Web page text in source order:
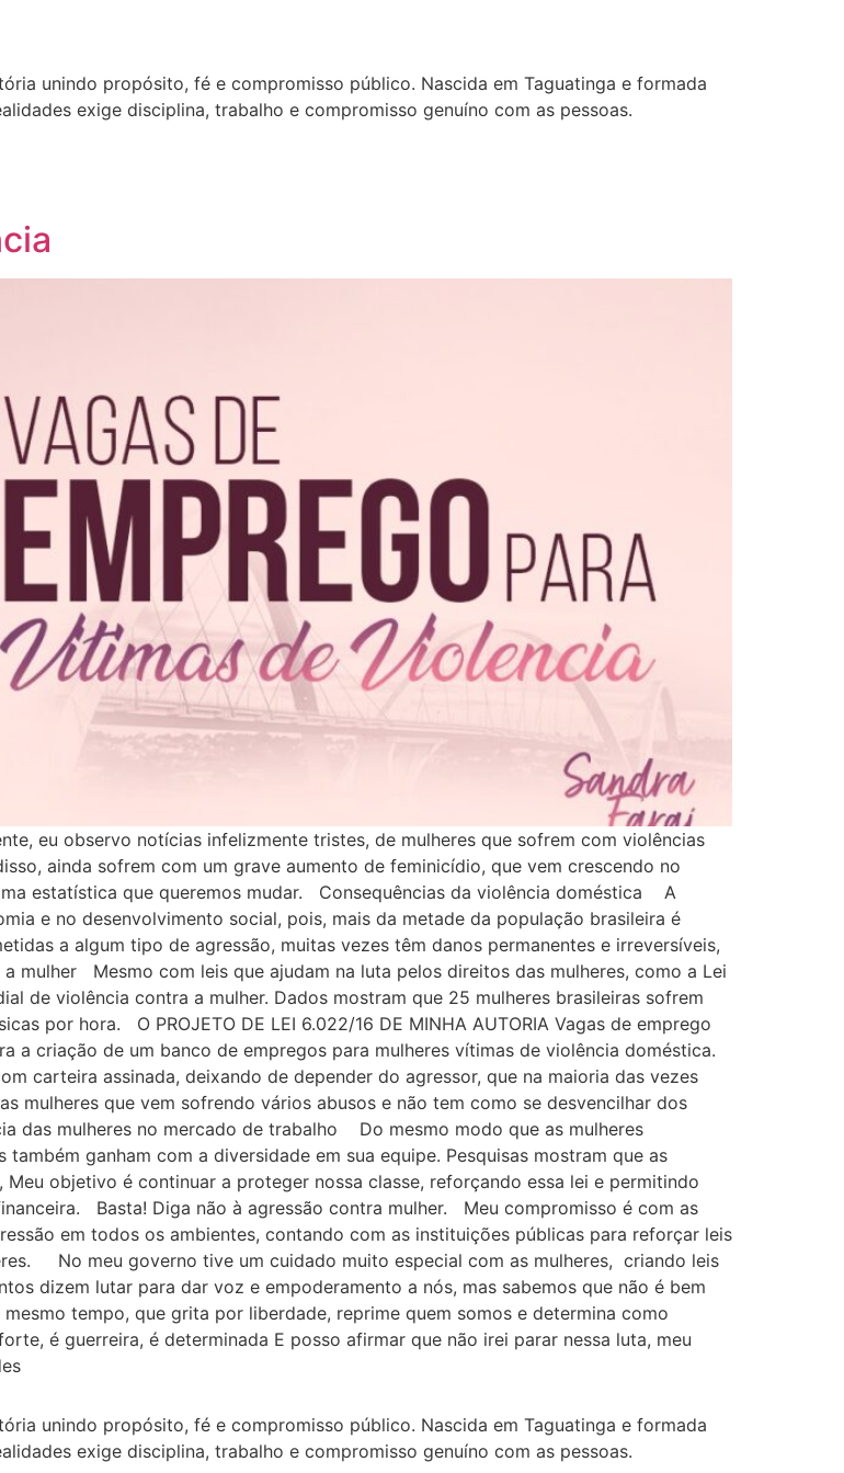
unindo propósito, fé e compromisso público. Nascida em Taguatinga e formada
exige disciplina, trabalho e compromisso genuíno com as pessoas.
eu observo notícias infelizmente tristes, de mulheres que sofrem com violências
ainda sofrem com um grave aumento de feminicídio, que vem crescendo no
estatística que queremos mudar. Consequências da violência doméstica A
e no desenvolvimento social, pois, mais da metade da população brasileira é
a algum tipo de agressão, muitas vezes têm danos permanentes e irreversíveis,
Mesmo com leis que ajudam na luta pelos direitos das mulheres, como a Lei
de violência contra a mulher. Dados mostram que 25 mulheres brasileiras sofrem
por hora. O PROJETO DE LEI 6.022/16 DE MINHA AUTORIA Vagas de emprego
a criação de um banco de empregos para mulheres vítimas de violência doméstica.
carteira assinada, deixando de depender do agressor, que na maioria das vezes
mulheres que vem sofrendo vários abusos e não tem como se desvencilhar dos
mulheres no mercado de trabalho Do mesmo modo que as mulheres
ganham com a diversidade em sua equipe. Pesquisas mostram que as
objetivo é continuar a proteger nossa classe, reforçando essa lei e permitindo
Basta! Diga não à agressão contra mulher. Meu compromisso é com as
em todos os ambientes, contando com as instituições públicas para reforçar leis
No meu governo tive um cuidado muito especial com as mulheres, criando leis
dizem lutar para dar voz e empoderamento a nós, mas sabemos que não é bem
tempo, que grita por liberdade, reprime quem somos e determina como
é guerreira, é determinada E posso afirmar que não irei parar nessa luta, meu
unindo propósito, fé e compromisso público. Nascida em Taguatinga e formada
exige disciplina, trabalho e compromisso genuíno com as pessoas.